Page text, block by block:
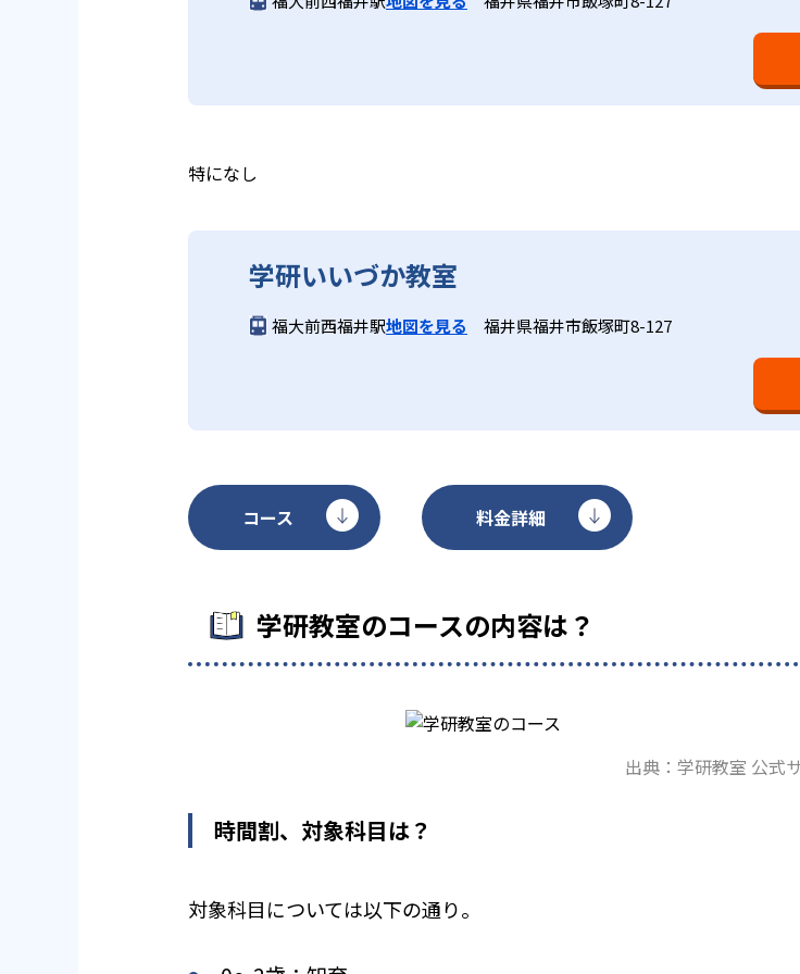
供し、学習の習慣化と学力の定着を図っている。進度が早い子供は先取
長時間の勉強が苦手な人向け
学研教室では、小学生については、1回の学習時間を30～50分程度と設
る時間が通常「学年×10分±10分」と考えられていることに由来するも
ら学習をスタートする。この指導により生徒の「やる気」を引き出し、
は、最新の教育情報にも精通しており、学習相談や教育相談、保護者と
学研教室では、楽しく生き生きと学ぶことも重視している。人と人との
学研教室のデメリットとしては、基礎をより重視している分、生徒によ
特になし
学研いいづか教室
福大前西福井駅地図を見る 福井県福井市飯塚町8-127
コース 料金詳細
学研教室のコースの内容は？
出典：学研教室 公式
時間割、対象科目は？
対象科目については以下の通り。